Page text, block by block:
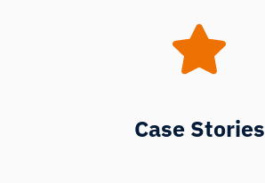
Case Stories